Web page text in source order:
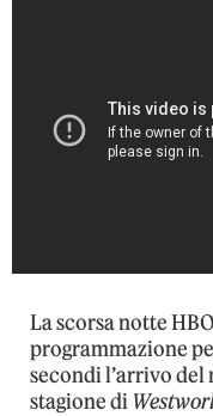
La scorsa notte
programmazione
secondi l’arrivo
stagione di